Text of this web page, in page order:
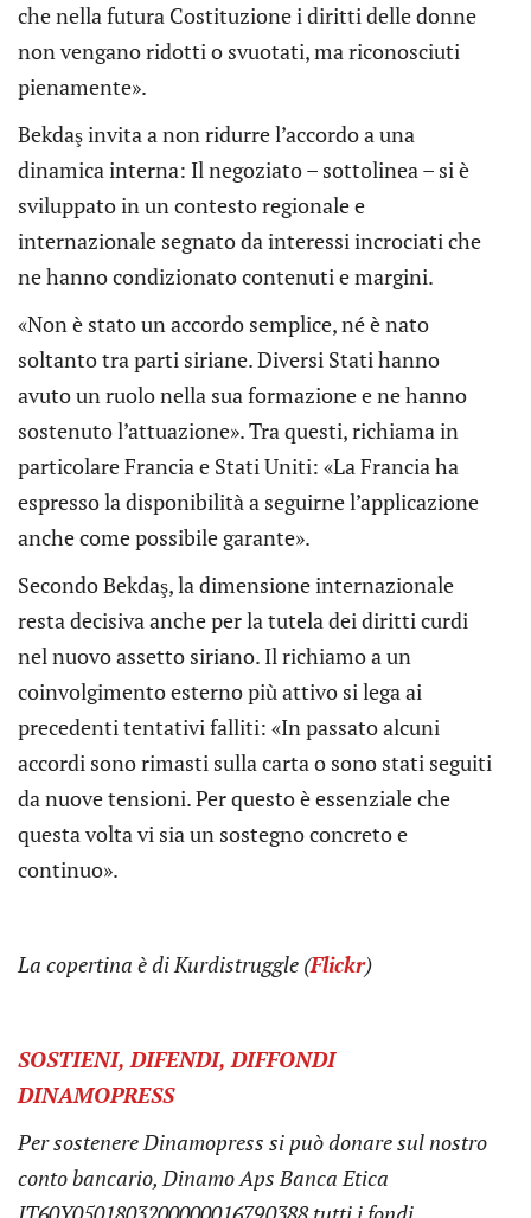
che nella futura Costituzione i diritti delle donne
non vengano ridotti o svuotati, ma riconosciuti
pienamente».
Bekdaş invita a non ridurre l’accordo a una
dinamica interna: Il negoziato – sottolinea – si è
sviluppato in un contesto regionale e
internazionale segnato da interessi incrociati che
ne hanno condizionato contenuti e margini.
«Non è stato un accordo semplice, né è nato
soltanto tra parti siriane. Diversi Stati hanno
avuto un ruolo nella sua formazione e ne hanno
sostenuto l’attuazione». Tra questi, richiama in
particolare Francia e Stati Uniti: «La Francia ha
espresso la disponibilità a seguirne l’applicazione
anche come possibile garante».
Secondo Bekdaş, la dimensione internazionale
resta decisiva anche per la tutela dei diritti curdi
nel nuovo assetto siriano. Il richiamo a un
coinvolgimento esterno più attivo si lega ai
precedenti tentativi falliti: «In passato alcuni
accordi sono rimasti sulla carta o sono stati seguiti
da nuove tensioni. Per questo è essenziale che
questa volta vi sia un sostegno concreto e
continuo».
La copertina è di Kurdistruggle (Flickr)
SOSTIENI, DIFENDI, DIFFONDI
DINAMOPRESS
Per sostenere Dinamopress si può donare sul nostro
conto bancario, Dinamo Aps Banca Etica